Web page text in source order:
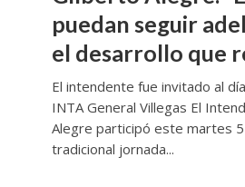
puedan seguir
el desarrollo que
El intendente fue invitado al
INTA General Villegas El
Alegre participó este martes
tradicional jornada...